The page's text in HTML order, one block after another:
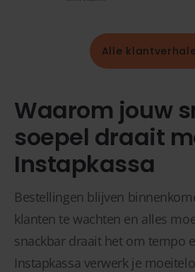
Alle
Waarom jouw
soepel draait
Instapkassa
Bestellingen blijven
klanten te wachten en alles
snackbar draait het om tempo
Instapkassa verwerk je